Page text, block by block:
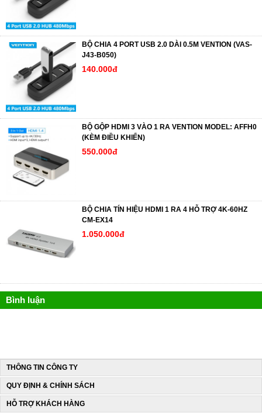
BỘ CHIA 4 PORT USB 2.0 DÀI 0.5M VENTION (VAS-
J43-B050)
140.000đ
BỘ GỘP HDMI 3 VÀO 1 RA VENTION MODEL: AFFH0
(KÈM ĐIỀU KHIỂN)
550.000đ
BỘ CHIA TÍN HIỆU HDMI 1 RA 4 HỖ TRỢ 4K-60HZ
CM-EX14
1.050.000đ
Bình luận
THÔNG TIN CÔNG TY
QUY ĐỊNH & CHÍNH SÁCH
HỖ TRỢ KHÁCH HÀNG